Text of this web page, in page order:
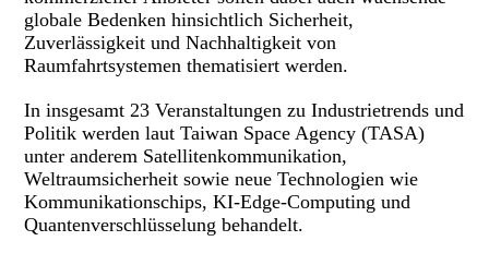
globale Bedenken hinsichtlich Sicherheit,
Zuverlässigkeit und Nachhaltigkeit von
Raumfahrtsystemen thematisiert werden.
In insgesamt 23 Veranstaltungen zu Industrietrends und
Politik werden laut Taiwan Space Agency (TASA)
unter anderem Satellitenkommunikation,
Weltraumsicherheit sowie neue Technologien wie
Kommunikationschips, KI-Edge-Computing und
Quantenverschlüsselung behandelt.